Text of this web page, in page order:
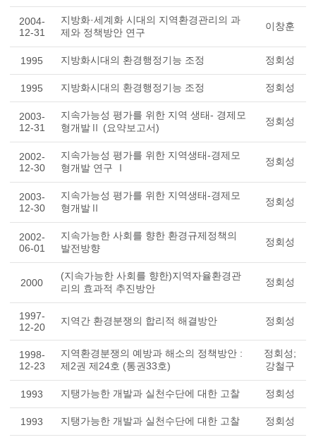
2004-
12-31
지방화·세계화 시대의 지역환경관리의 과
제와 정책방안 연구
이창훈
1995 지방화시대의 환경행정기능 조정 정회성
1995 지방화시대의 환경행정기능 조정 정회성
2003-
12-31
지속가능성 평가를 위한 지역 생태- 경제모
형개발Ⅱ (요약보고서)
정회성
2002-
12-30
지속가능성 평가를 위한 지역생태-경제모
형개발 연구 Ⅰ
정회성
2003-
12-30
지속가능성 평가를 위한 지역생태-경제모
형개발Ⅱ
정회성
2002-
06-01
지속가능한 사회를 향한 환경규제정책의
발전방향
정회성
2000
(지속가능한 사회를 향한)지역자율환경관
리의 효과적 추진방안
정회성
1997-
12-20
지역간 환경분쟁의 합리적 해결방안 정회성
1998-
12-23
지역환경분쟁의 예방과 해소의 정책방안 :
제2권 제24호 (통권33호)
정회성;
강철구
1993 지탱가능한 개발과 실천수단에 대한 고찰 정회성
1993 지탱가능한 개발과 실천수단에 대한 고찰 정회성